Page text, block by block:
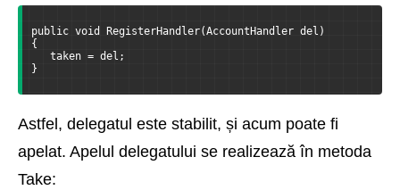
public void RegisterHandler(AccountHandler del)
{
taken = del;
}
Astfel, delegatul este stabilit, și acum poate fi
apelat. Apelul delegatului se realizează în metoda
Take: